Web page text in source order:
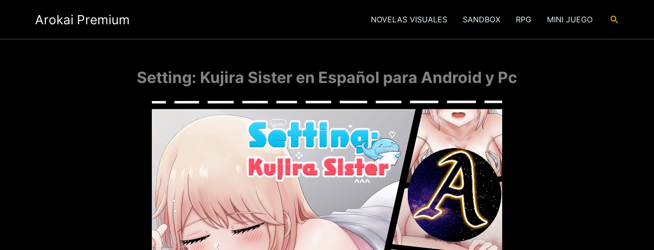
Arokai Premium NOVELAS VISUALES SANDBOX RPG MINI JUEGO Buscar
Setting: Kujira Sister en Español para Android y Pc